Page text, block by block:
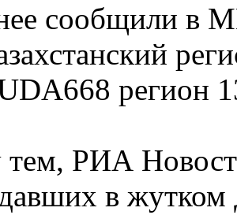
сообщили в
регион
РИА
в